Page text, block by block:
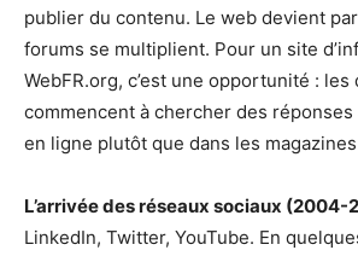
publier du contenu. Le web devient
forums se multiplient. Pour un site
WebFR.org, c’est une opportunité : les
commencent à chercher des
en ligne plutôt que dans les
L’arrivée des réseaux sociaux (2004-
LinkedIn, Twitter, YouTube. En